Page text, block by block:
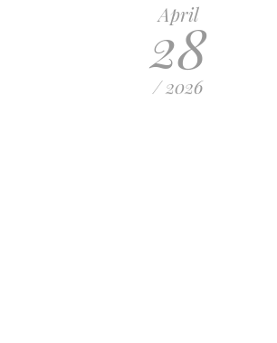
April
28
/ 2026